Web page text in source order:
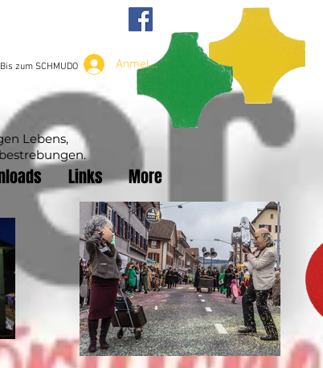
Lebens,
Links More
Bis zum SCHMUDO Anmelden